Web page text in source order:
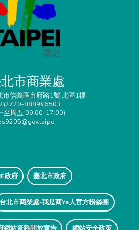
市商業處
市信義區市府路1號 北區1樓
8889#6503
至周五 09:00-17:00)
政府 臺北市政府
台北市商業處-我是商Ya人官方粉絲團